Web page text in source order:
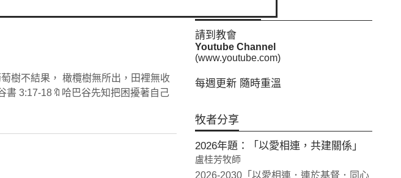
樹不結果， 橄欖樹無所出，田裡無收
‭3‬:‭17‬-‭18‬🔖哈巴谷先知把困擾著自己
請到教會
Youtube Channel
(www.youtube.com)
每週更新 隨時重溫
牧者分享
2026年題：「以愛相連，共建關係」
盧桂芳牧師
2026-2030「以愛相連．連於基督．同心